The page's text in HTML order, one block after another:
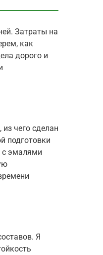
Затраты на
как
дорого и
чего сделан
подготовки
с эмалями
Я